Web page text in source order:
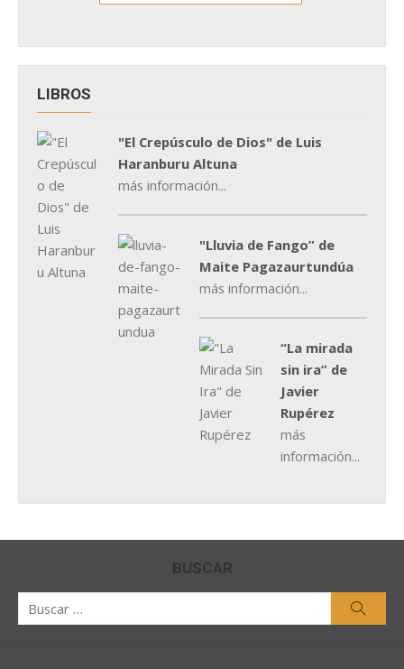
LIBROS
"El Crepúsculo de Dios" de Luis
Haranburu Altuna
más información...
"Lluvia de Fango” de
Maite Pagazaurtundúa
más información...
“La mirada
sin ira” de
Javier
Rupérez
más
información...
BUSCAR